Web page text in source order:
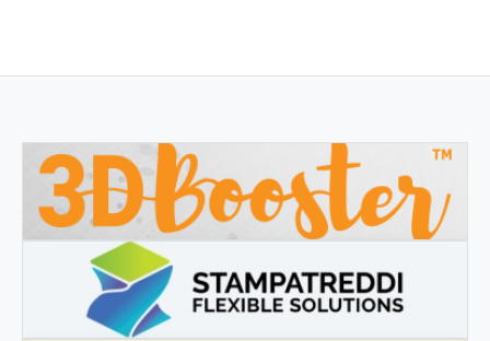
3DBOOSTER
3DBooster - Prodotti innovativi per stampa 3D